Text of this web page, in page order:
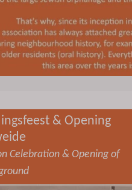
& Opening
Celebration & Opening of